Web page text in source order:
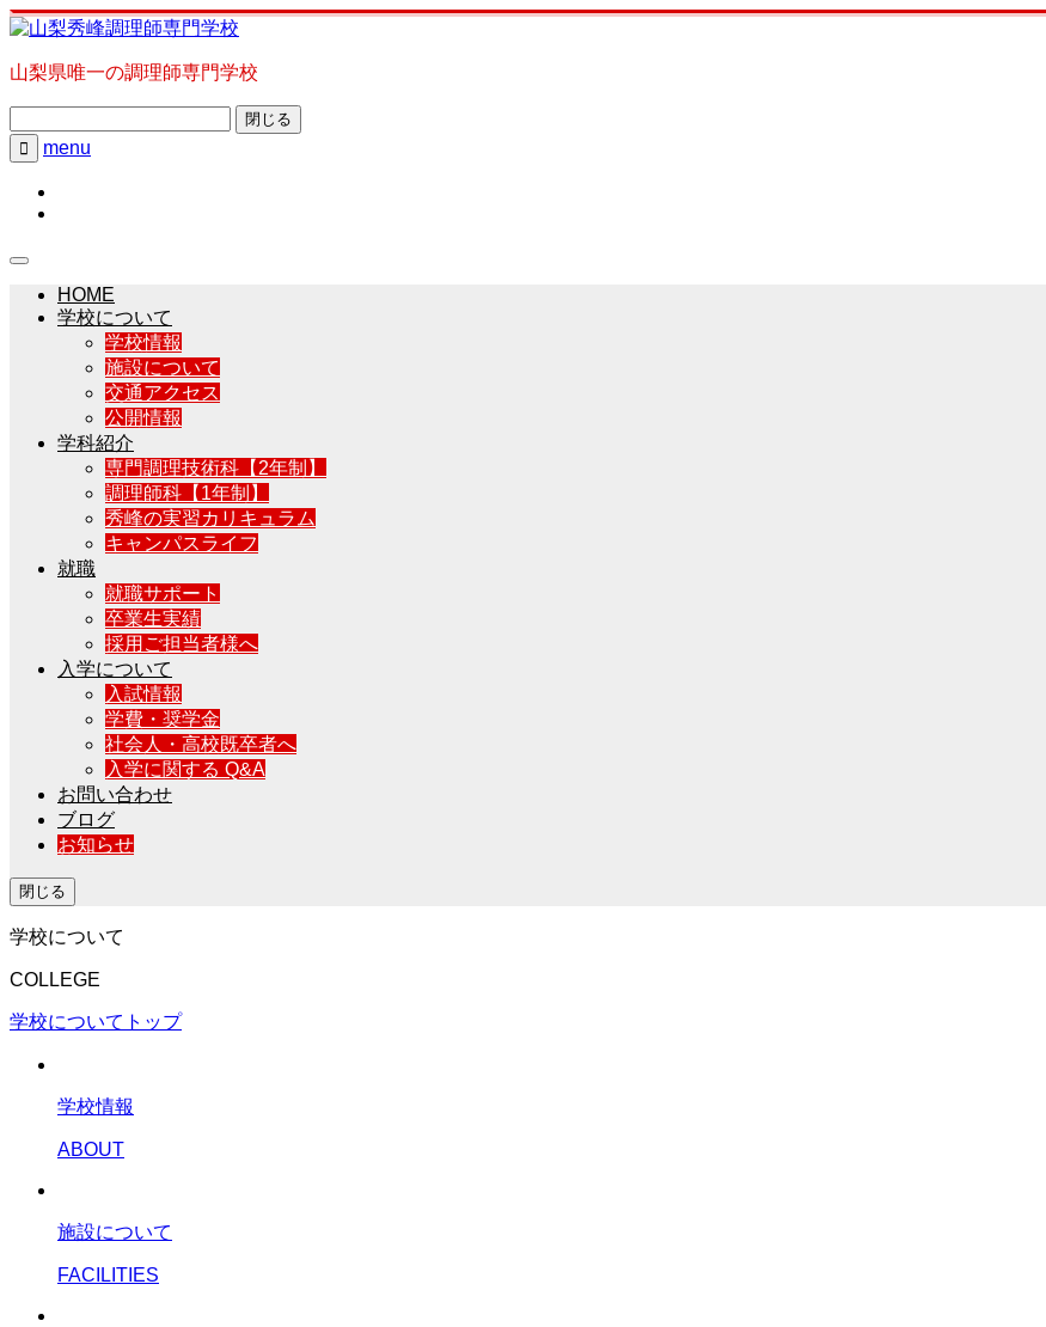
山梨県唯一の調理師専門学校
閉じる

menu
HOME
学校について
学校情報
施設について
交通アクセス
公開情報
学科紹介
専門調理技術科【2年制】
調理師科【1年制】
秀峰の実習カリキュラム
キャンパスライフ
就職
就職サポート
卒業生実績
採用ご担当者様へ
入学について
入試情報
学費・奨学金
社会人・高校既卒者へ
入学に関する Q&A
お問い合わせ
ブログ
お知らせ
閉じる
学校について
COLLEGE
学校についてトップ
学校情報
ABOUT
施設について
FACILITIES